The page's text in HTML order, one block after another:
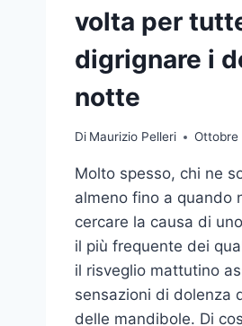
volta per
digrignare i
notte
Di Maurizio Pelleri Ottobre
Molto spesso, chi ne
almeno fino a quando
cercare la causa di
il più frequente dei
il risveglio mattutino
sensazioni di dolenza
delle mandibole. Di